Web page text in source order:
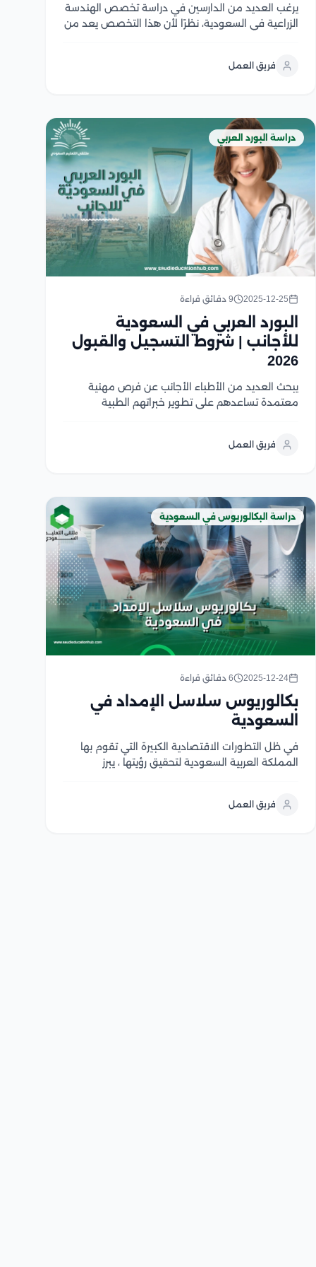
يرغب العديد من الدارسين في دراسة تخصص الهندسة
الزراعية في السعودية، نظرًا لأن هذا التخصص يعد من
والاستدامة وتعزيز الاكتفاء الذاتي الزراعي، لذلك
فريق العمل
دراسة البورد العربي
2025-12-25 9 دقائق قراءة
البورد العربي في السعودية
للأجانب | شروط التسجيل والقبول
2026
يبحث العديد من الأطباء الأجانب عن فرص مهنية
معتمدة تساعدهم على تطوير خبراتهم الطبية
للأجانب من أهم البرامج التدريبية المعترف بها عربيًا،
فريق العمل
دراسة البكالوريوس في السعودية
2025-12-24 6 دقائق قراءة
بكالوريوس سلاسل الإمداد في
السعودية
في ظل التطورات الاقتصادية الكبيرة التي تقوم بها
المملكة العربية السعودية لتحقيق رؤيتها ، يبرز
على بناء منظومة لوجستية متكاملة يسهم التخصص
فريق العمل